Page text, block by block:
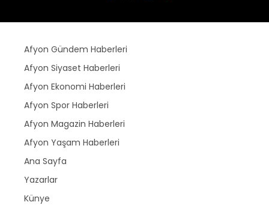
Afyon Gündem Haberleri
Afyon Siyaset Haberleri
Afyon Ekonomi Haberleri
Afyon Spor Haberleri
Afyon Magazin Haberleri
Afyon Yaşam Haberleri
Ana Sayfa
Yazarlar
Künye